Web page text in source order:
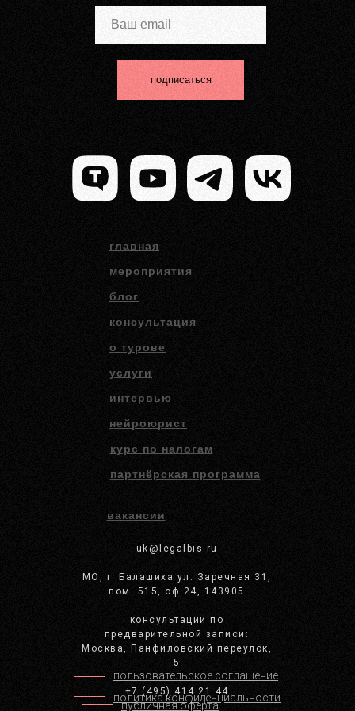
пользовательское соглашение
публичная оферта
политика конфиденциальности
подписаться
главная
uk@legalbis.ru
МО, г. Балашиха ул. Заречная 31,
пом. 515, оф 24, 143905
консультации по
предварительной записи:
Москва, Панфиловский переулок,
5
+7 (495) 414 21 44
блог
услуги
мероприятия
консультация
о турове
интервью
нейроюрист
курс по налогам
партнёрская программа
вакансии